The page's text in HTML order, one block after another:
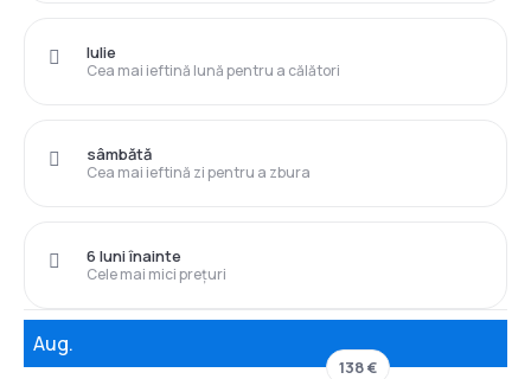
Cea mai ieftină lună pentru a călători
Iulie
Cea mai ieftină zi pentru a zbura
sâmbătă
Cele mai mici prețuri
6 luni înainte
Aug.
138 €